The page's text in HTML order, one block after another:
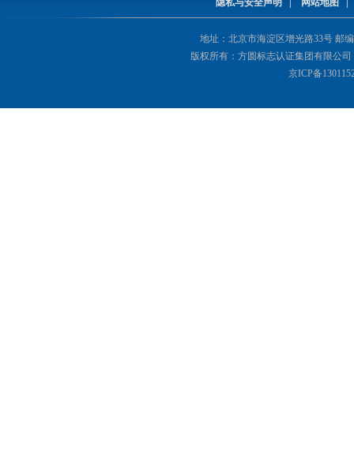
隐私与安全声明 网站地图
地址：北京市海淀区增光路33号 邮编
版权所有：方圆标志认证集团有限公司
京ICP备